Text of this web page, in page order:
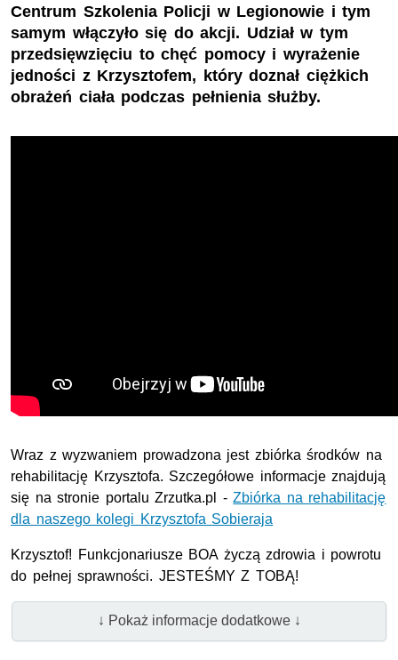
Centrum Szkolenia Policji w Legionowie i tym
samym włączyło się do akcji. Udział w tym
przedsięwzięciu to chęć pomocy i wyrażenie
jedności z Krzysztofem, który doznał ciężkich
obrażeń ciała podczas pełnienia służby.
Wraz z wyzwaniem prowadzona jest zbiórka środków na
rehabilitację Krzysztofa. Szczegółowe informacje znajdują
się na stronie portalu Zrzutka.pl -Zbiórka na rehabilitację
dla naszego kolegi Krzysztofa Sobieraja
Krzysztof! Funkcjonariusze BOA życzą zdrowia i powrotu
do pełnej sprawności. JESTEŚMY Z TOBĄ!
↓ Pokaż informacje dodatkowe ↓